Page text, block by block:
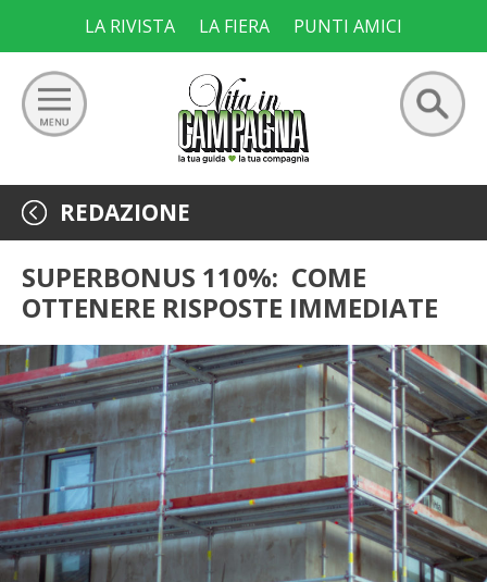
content
LA RIVISTA LA FIERA PUNTI AMICI
Ricerca
per:
GIARDINO
ORTO
FRUTTETO
VIGNETO
ALLEVAMENTI
BIODIVERSITÀ
CUCINA
REDAZIONE
SUPERBONUS 110%: COME
OTTENERE RISPOSTE IMMEDIATE